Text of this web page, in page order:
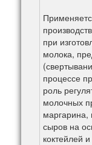
при
молока,
процессе
роль
молочных
маргарина,
сыров на
коктейлей